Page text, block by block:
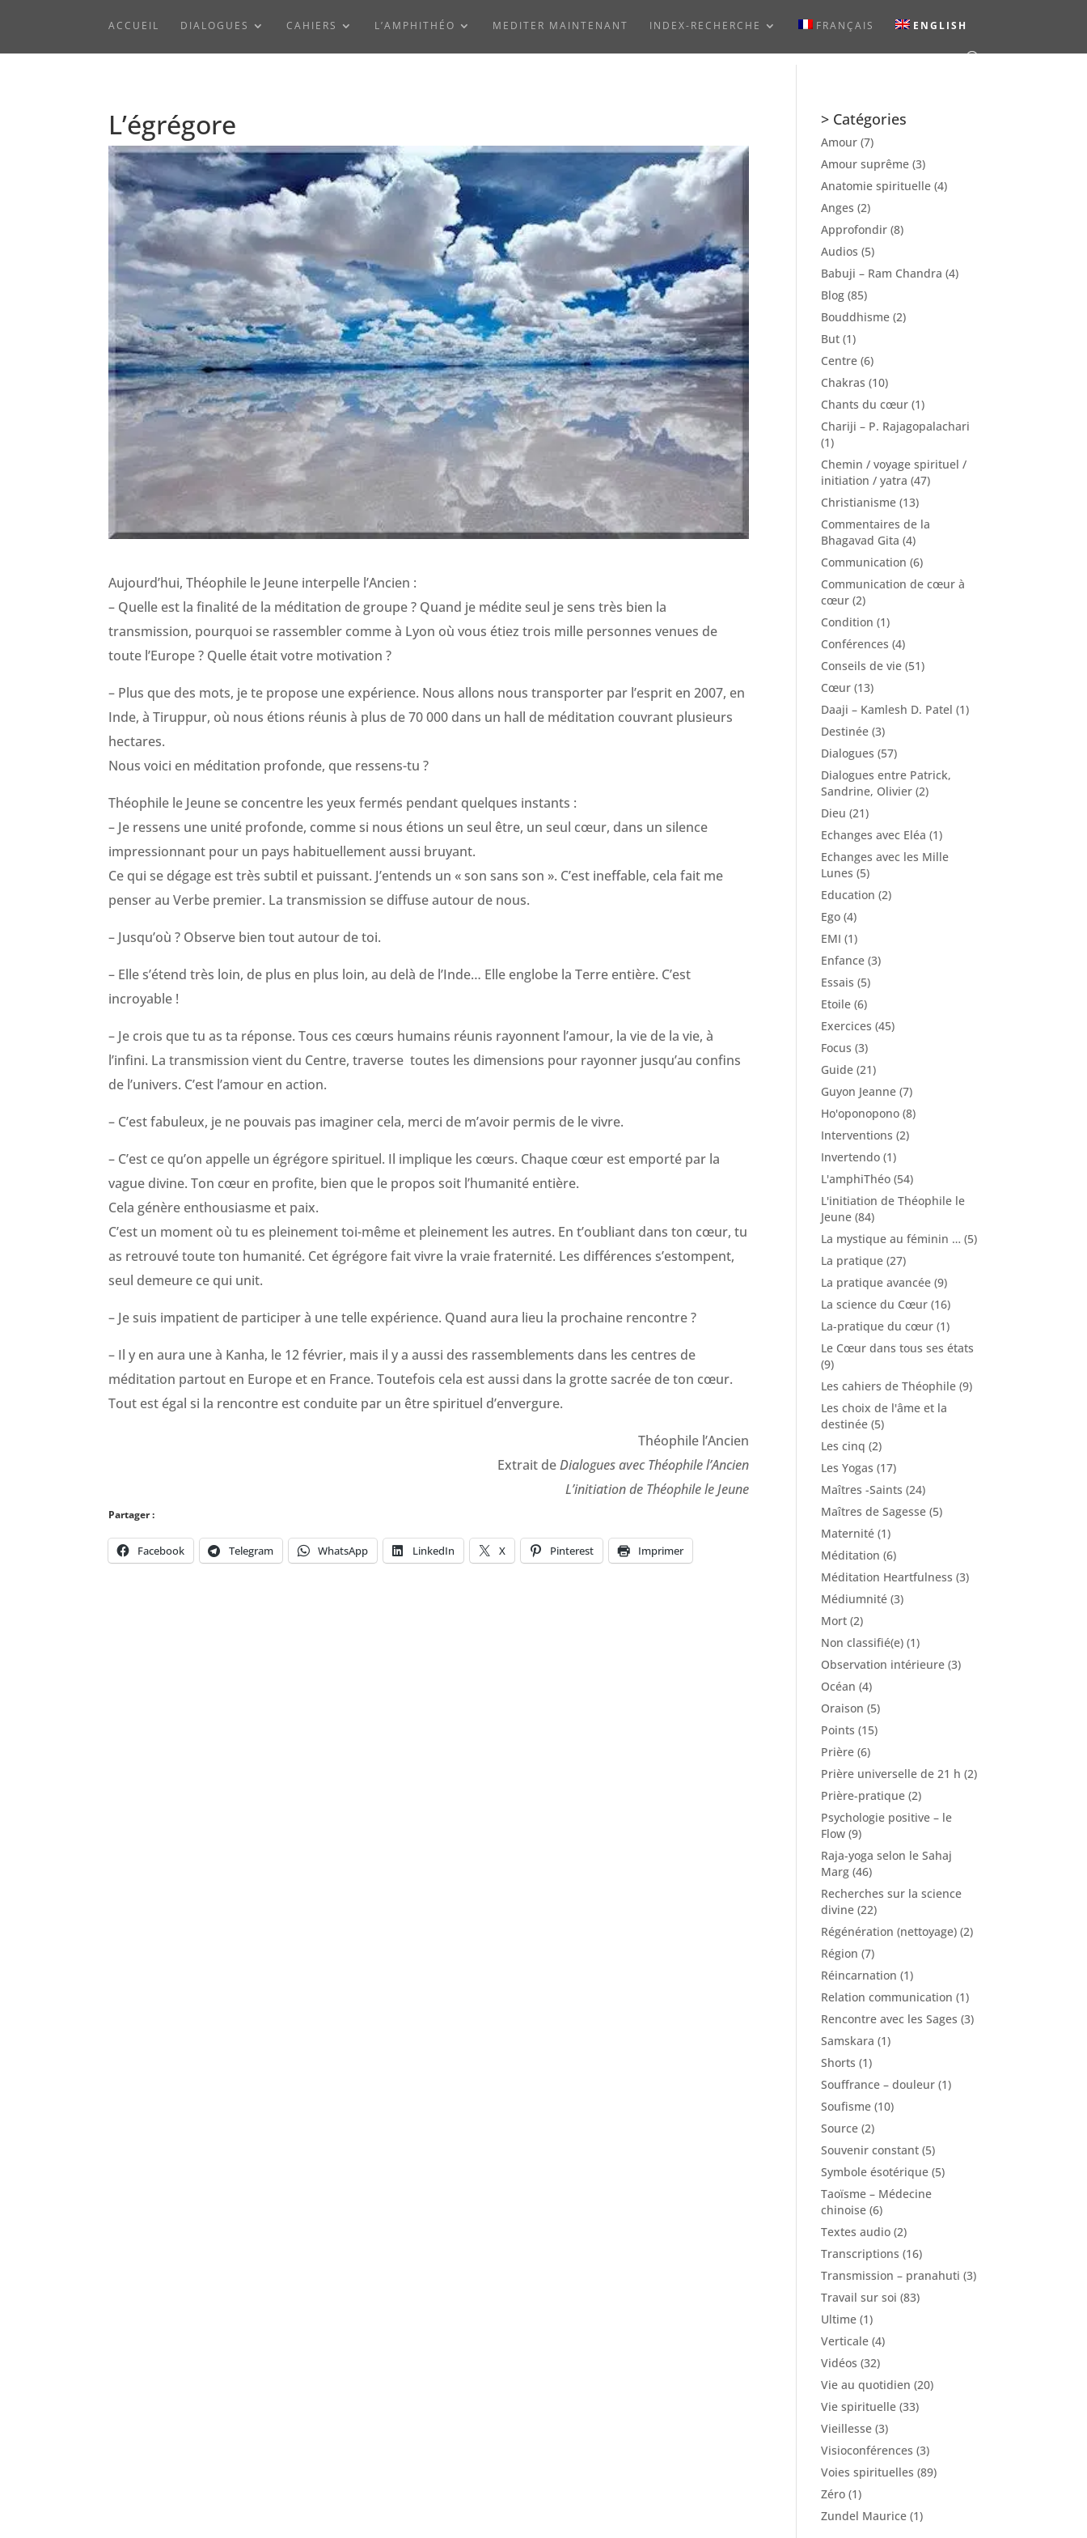
ACCUEIL DIALOGUES CAHIERS L’AMPHITHÉO MEDITER MAINTENANT INDEX-RECHERCHE FRANÇAIS ENGLISH
L’égrégore
Aujourd’hui, Théophile le Jeune interpelle l’Ancien :
– Quelle est la finalité de la méditation de groupe ? Quand je médite seul je sens très bien la
transmission, pourquoi se rassembler comme à Lyon où vous étiez trois mille personnes venues de
toute l’Europe ? Quelle était votre motivation ?
– Plus que des mots, je te propose une expérience. Nous allons nous transporter par l’esprit en 2007, en
Inde, à Tiruppur, où nous étions réunis à plus de 70 000 dans un hall de méditation couvrant plusieurs
hectares.
Nous voici en méditation profonde, que ressens-tu ?
Théophile le Jeune se concentre les yeux fermés pendant quelques instants :
– Je ressens une unité profonde, comme si nous étions un seul être, un seul cœur, dans un silence
impressionnant pour un pays habituellement aussi bruyant.
Ce qui se dégage est très subtil et puissant. J’entends un « son sans son ». C’est ineffable, cela fait me
penser au Verbe premier. La transmission se diffuse autour de nous.
– Jusqu’où ? Observe bien tout autour de toi.
– Elle s’étend très loin, de plus en plus loin, au delà de l’Inde… Elle englobe la Terre entière. C’est
incroyable !
– Je crois que tu as ta réponse. Tous ces cœurs humains réunis rayonnent l’amour, la vie de la vie, à
l’infini. La transmission vient du Centre, traverse toutes les dimensions pour rayonner jusqu’au confins
de l’univers. C’est l’amour en action.
– C’est fabuleux, je ne pouvais pas imaginer cela, merci de m’avoir permis de le vivre.
– C’est ce qu’on appelle un égrégore spirituel. Il implique les cœurs. Chaque cœur est emporté par la
vague divine. Ton cœur en profite, bien que le propos soit l’humanité entière.
Cela génère enthousiasme et paix.
C’est un moment où tu es pleinement toi-même et pleinement les autres. En t’oubliant dans ton cœur, tu
as retrouvé toute ton humanité. Cet égrégore fait vivre la vraie fraternité. Les différences s’estompent,
seul demeure ce qui unit.
– Je suis impatient de participer à une telle expérience. Quand aura lieu la prochaine rencontre ?
– Il y en aura une à Kanha, le 12 février, mais il y a aussi des rassemblements dans les centres de
méditation partout en Europe et en France. Toutefois cela est aussi dans la grotte sacrée de ton cœur.
Tout est égal si la rencontre est conduite par un être spirituel d’envergure.
Théophile l’Ancien
Extrait deDialogues avec Théophile l’Ancien
L’initiation de Théophile le Jeune
Partager :
Facebook Telegram WhatsApp LinkedIn X Pinterest Imprimer
> Catégories
Amour (7)
Amour suprême (3)
Anatomie spirituelle (4)
Anges (2)
Approfondir (8)
Audios (5)
Babuji – Ram Chandra (4)
Blog (85)
Bouddhisme (2)
But (1)
Centre (6)
Chakras (10)
Chants du cœur (1)
Chariji – P. Rajagopalachari
(1)
Chemin / voyage spirituel /
initiation / yatra (47)
Christianisme (13)
Commentaires de la
Bhagavad Gita (4)
Communication (6)
Communication de cœur à
cœur (2)
Condition (1)
Conférences (4)
Conseils de vie (51)
Cœur (13)
Daaji – Kamlesh D. Patel (1)
Destinée (3)
Dialogues (57)
Dialogues entre Patrick,
Sandrine, Olivier (2)
Dieu (21)
Echanges avec Eléa (1)
Echanges avec les Mille
Lunes (5)
Education (2)
Ego (4)
EMI (1)
Enfance (3)
Essais (5)
Etoile (6)
Exercices (45)
Focus (3)
Guide (21)
Guyon Jeanne (7)
Ho'oponopono (8)
Interventions (2)
Invertendo (1)
L'amphiThéo (54)
L'initiation de Théophile le
Jeune (84)
La mystique au féminin … (5)
La pratique (27)
La pratique avancée (9)
La science du Cœur (16)
La-pratique du cœur (1)
Le Cœur dans tous ses états
(9)
Les cahiers de Théophile (9)
Les choix de l'âme et la
destinée (5)
Les cinq (2)
Les Yogas (17)
Maîtres -Saints (24)
Maîtres de Sagesse (5)
Maternité (1)
Méditation (6)
Méditation Heartfulness (3)
Médiumnité (3)
Mort (2)
Non classifié(e) (1)
Observation intérieure (3)
Océan (4)
Oraison (5)
Points (15)
Prière (6)
Prière universelle de 21 h (2)
Prière-pratique (2)
Psychologie positive – le
Flow (9)
Raja-yoga selon le Sahaj
Marg (46)
Recherches sur la science
divine (22)
Régénération (nettoyage) (2)
Région (7)
Réincarnation (1)
Relation communication (1)
Rencontre avec les Sages (3)
Samskara (1)
Shorts (1)
Souffrance – douleur (1)
Soufisme (10)
Source (2)
Souvenir constant (5)
Symbole ésotérique (5)
Taoïsme – Médecine
chinoise (6)
Textes audio (2)
Transcriptions (16)
Transmission – pranahuti (3)
Travail sur soi (83)
Ultime (1)
Verticale (4)
Vidéos (32)
Vie au quotidien (20)
Vie spirituelle (33)
Vieillesse (3)
Visioconférences (3)
Voies spirituelles (89)
Zéro (1)
Zundel Maurice (1)